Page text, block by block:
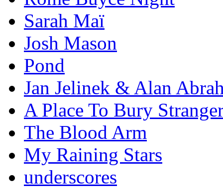
Sarah Maï
Josh Mason
Pond
Jan Jelinek & Alan
A Place To Bury
The Blood Arm
My Raining Stars
underscores